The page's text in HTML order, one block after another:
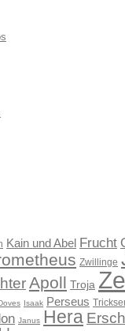
Kain und Abel Frucht
Zwillinge
Apoll Troja
Isaak Perseus
Janus Hera